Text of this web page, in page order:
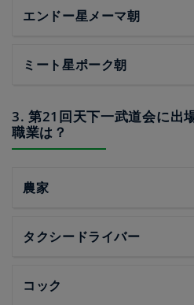
エンドー星メーマ朝
ミート星ポーク朝
3. 第21回天下一武道会に出
職業は？
農家
タクシードライバー
コック